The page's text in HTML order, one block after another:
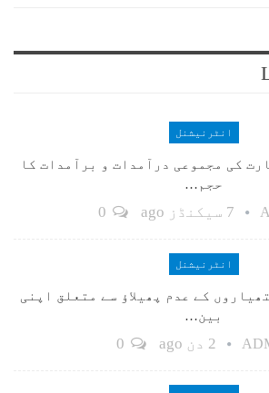
انٹرنیشنل
کی مجموعی درآمدات و برآمدات کا
حجم…
7 سیکنڈز ago
انٹرنیشنل
کے عدم پھیلاؤ سے متعلق اپنی
بین…
2 دن ago